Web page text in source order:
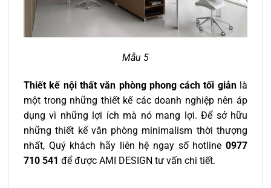
Mẫu 5
Thiết kế nội thất văn phòng phong cách tối giảnlà
một trong những thiết kế các doanh nghiệp nên áp
dụng vì những lợi ích mà nó mang lợi. Để sở hữu
những thiết kế văn phòng minimalism thời thượng
nhất, Quý khách hãy liên hệ ngay số hotline 0977
710 541 để được AMI DESIGN tư vấn chi tiết.